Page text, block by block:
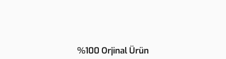
%100 Orjinal Ürün